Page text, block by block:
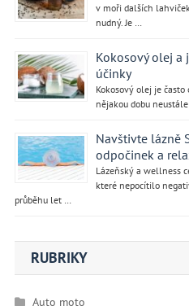
v moři dalších
nudný. Je …
Kokosový olej a
účinky
Kokosový olej je často
nějakou dobu
Navštivte lázně
odpočinek a
Lázeňský a wellness
které nepocítilo
průběhu let …
RUBRIKY
Auto moto